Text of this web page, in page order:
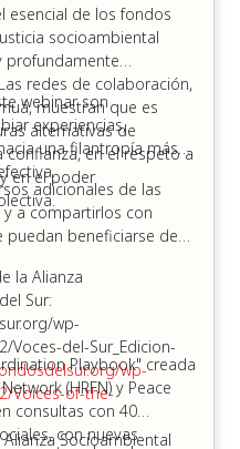
esencial de los fondos
socioambiental
profundamente
redes de colaboración,
muestran que es
alternativas de
en el respeto a
en el poder
webinar son
experiencias,
una filantropía más
adicionales de las
a compartirlos con
puedan beneficiarse de
la Alianza
Sur:
wp-
del-Sur_Edicion-
Voices-of-the-
Socioambiental
Playbook" creada
(HRFN) y Peace
consultas con 40
con nuevas